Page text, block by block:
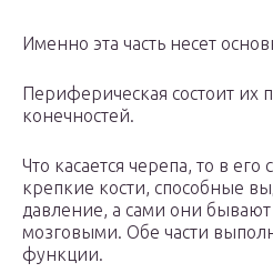
Именно эта часть несет
Периферическая состоит их
конечностей.
Что касается черепа, то в его
крепкие кости, способные
давление, а сами они
мозговыми. Обе части
функции.